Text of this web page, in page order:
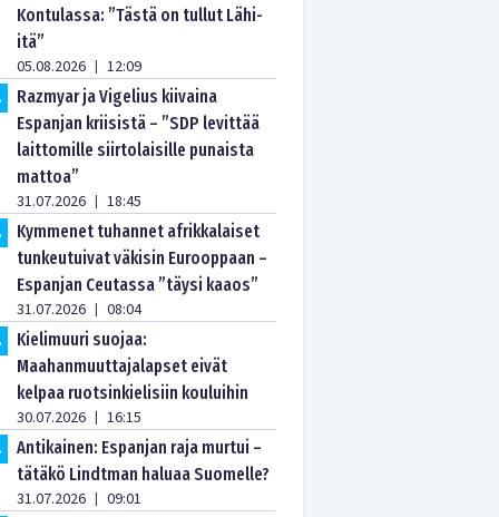
Kontulassa: ”Tästä on tullut Lähi-
itä”
05.08.2026 | 12:09
Razmyar ja Vigelius kiivaina
Espanjan kriisistä – ”SDP levittää
laittomille siirtolaisille punaista
mattoa”
31.07.2026 | 18:45
.
Kymmenet tuhannet afrikkalaiset
tunkeutuivat väkisin Eurooppaan –
Espanjan Ceutassa ”täysi kaaos”
31.07.2026 | 08:04
Kielimuuri suojaa:
Maahanmuuttajalapset eivät
kelpaa ruotsinkielisiin kouluihin
30.07.2026 | 16:15
Antikainen: Espanjan raja murtui –
tätäkö Lindtman haluaa Suomelle?
31.07.2026 | 09:01